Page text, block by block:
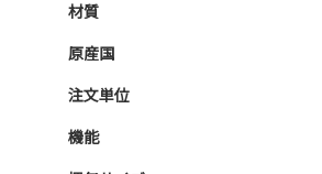
材質
原産国
注文単位
機能